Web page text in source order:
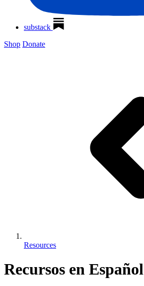
substack
Shop Donate
Resources
Recursos en Español